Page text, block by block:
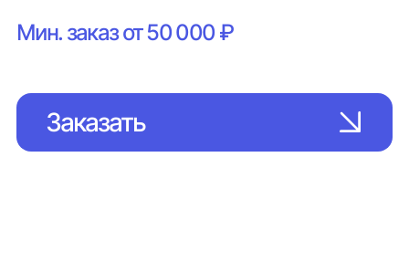
Мин. заказ от 50 000 ₽
Заказать